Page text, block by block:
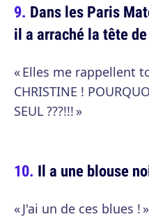
Dans les Paris
il a arraché la tête
« Elles me rappellent
CHRISTINE !
SEUL ???!!! »
Il a une blouse
« J'ai un de ces blues !